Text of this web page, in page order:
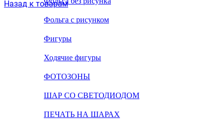
Фольга с рисунком
Фигуры
Ходячие фигуры
ФОТОЗОНЫ
ШАР СО СВЕТОДИОДОМ
ПЕЧАТЬ НА ШАРАХ
Назад к товарам